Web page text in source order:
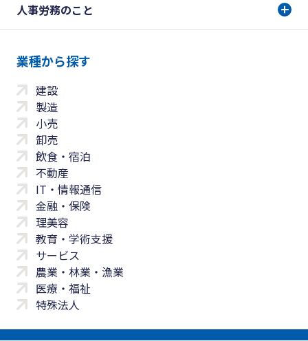
人事労務のこと
業種から探す
建設
製造
小売
卸売
飲食・宿泊
不動産
IT・情報通信
金融・保険
理美容
教育・学術支援
サービス
農業・林業・漁業
医療・福祉
特殊法人